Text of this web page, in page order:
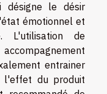
désigne le désir
émotionnel et
L'utilisation de
entrainer
l'effet du produit